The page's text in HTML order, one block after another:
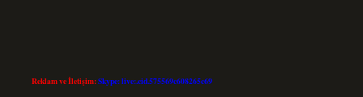
Reklam ve İletişim:Skype: live:.cid.575569c608265c69